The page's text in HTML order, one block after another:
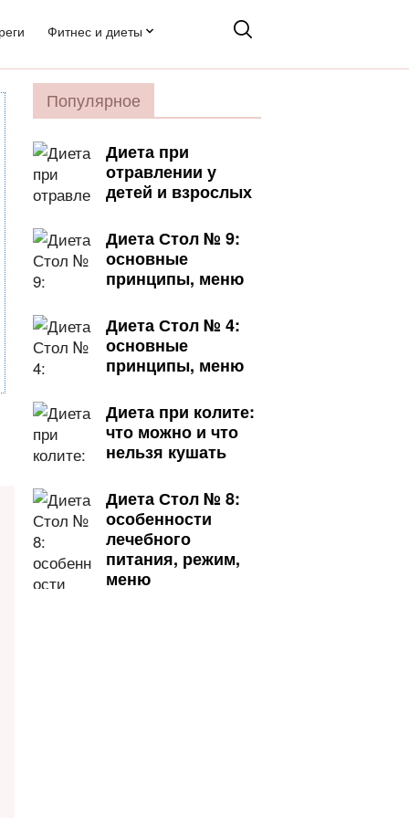
Фитнес и диеты
Популярное
Диета при
отравлении у
детей и взрослых
Диета Стол № 9:
основные
принципы, меню
Диета Стол № 4:
основные
принципы, меню
Диета при колите:
что можно и что
нельзя кушать
Диета Стол № 8:
особенности
лечебного
питания, режим,
меню